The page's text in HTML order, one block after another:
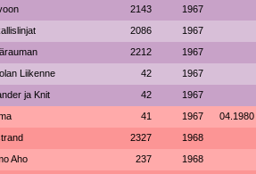
2143 1967
2086 1967
2212 1967
Liikenne 42 1967
ja Knit 42 1967
41 1967 04.1980
2327 1968
Aho 237 1968